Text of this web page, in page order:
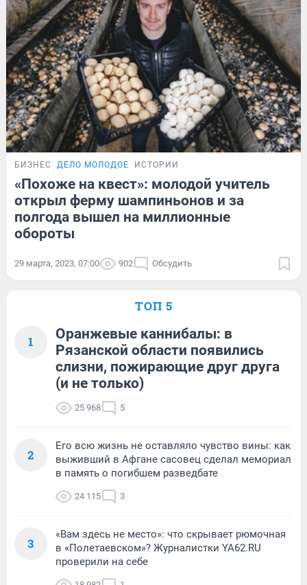
БИЗНЕС ДЕЛО МОЛОДОЕ ИСТОРИИ
«Похоже на квест»: молодой учитель
открыл ферму шампиньонов и за
полгода вышел на миллионные
обороты
29 марта, 2023, 07:00 902 Обсудить
ТОП 5
1
Оранжевые каннибалы: в
Рязанской области появились
слизни, пожирающие друг друга
(и не только)
25 968 5
2
Его всю жизнь не оставляло чувство вины: как
выживший в Афгане сасовец сделал мемориал
в память о погибшем разведбате
24 115 3
3
«Вам здесь не место»: что скрывает рюмочная
в «Полетаевском»? Журналистки YA62.RU
проверили на себе